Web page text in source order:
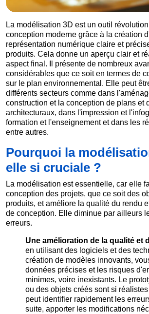
La modélisation 3D est un outil
conception moderne grâce à la création
représentation numérique claire et
produits. Cela donne un aperçu clair et
aspect final. Il présente de nombreux
considérables que ce soit en termes de
sur le plan environnemental. Elle peut
différents secteurs comme dans
construction et la conception de plans et
architecturaux, dans l'impression et
formation et l'enseignement et dans les
entre autres.
Pourquoi la
elle si cruciale ?
La modélisation est essentielle, car elle
conception des projets, que ce soit des
produits, et améliore la qualité du rendu
de conception. Elle diminue par ailleurs
erreurs.
Une amélioration de la qualité et
en utilisant des logiciels et des
création de modèles innovants,
données précises et les risques
minimes, voire inexistants. Le
ou des objets créés sont si
peut identifier rapidement les
suite, apporter les modifications